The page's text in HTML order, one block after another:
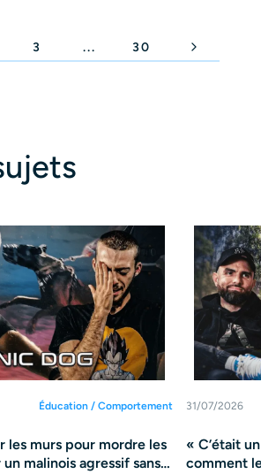
3 ... 30
Éducation / Comportement
les murs pour mordre les
malinois agressif sans
31/07/2026
« C’était
comment